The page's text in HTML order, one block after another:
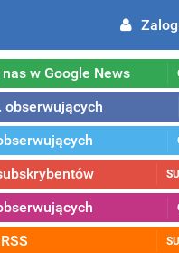
w Google News
obserwujących